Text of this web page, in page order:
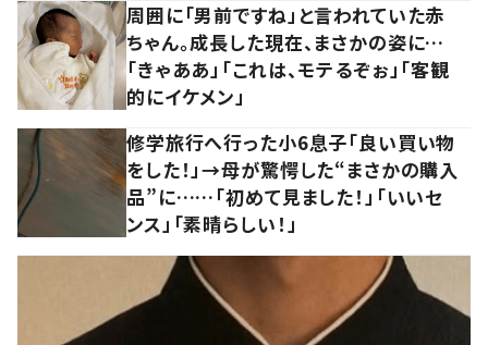
周囲に「男前ですね」と言われていた赤
ちゃん。成長した現在、まさかの姿に…
「きゃああ」「これは、モテるぞぉ」「客観
的にイケメン」
修学旅行へ行った小6息子「良い買い物
をした！」→母が驚愕した“まさかの購入
品”に……「初めて見ました！」「いいセ
ンス」「素晴らしい！」